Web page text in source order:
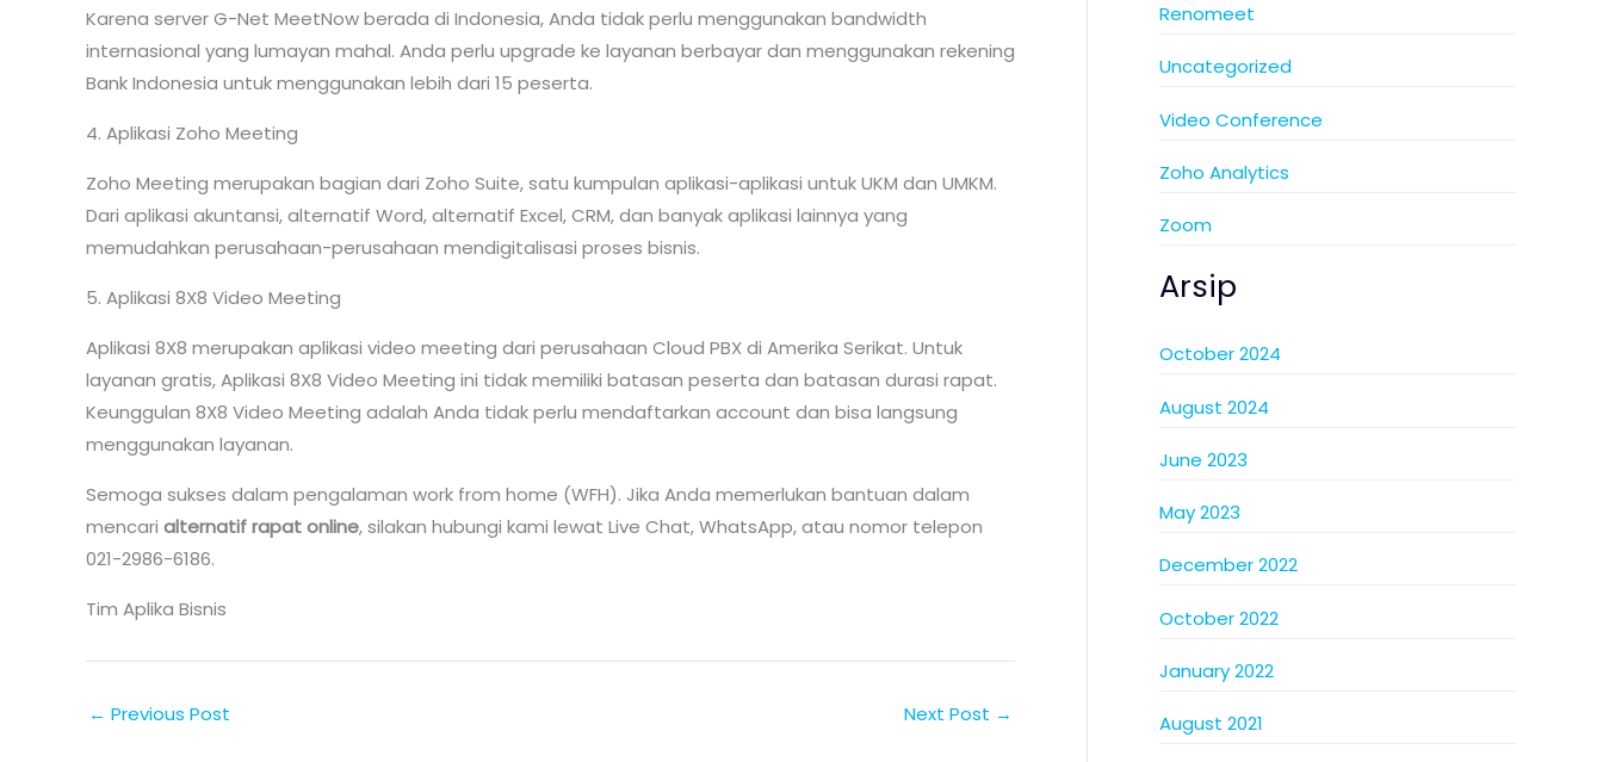
Karena server G-Net MeetNow berada di Indonesia, Anda tidak perlu menggunakan bandwidth
internasional yang lumayan mahal. Anda perlu upgrade ke layanan berbayar dan menggunakan rekening
Bank Indonesia untuk menggunakan lebih dari 15 peserta.
4. Aplikasi Zoho Meeting
Zoho Meeting merupakan bagian dari Zoho Suite, satu kumpulan aplikasi-aplikasi untuk UKM dan UMKM.
Dari aplikasi akuntansi, alternatif Word, alternatif Excel, CRM, dan banyak aplikasi lainnya yang
memudahkan perusahaan-perusahaan mendigitalisasi proses bisnis.
5. Aplikasi 8X8 Video Meeting
Aplikasi 8X8 merupakan aplikasi video meeting dari perusahaan Cloud PBX di Amerika Serikat. Untuk
layanan gratis, Aplikasi 8X8 Video Meeting ini tidak memiliki batasan peserta dan batasan durasi rapat.
Keunggulan 8X8 Video Meeting adalah Anda tidak perlu mendaftarkan account dan bisa langsung
menggunakan layanan.
Semoga sukses dalam pengalaman work from home (WFH). Jika Anda memerlukan bantuan dalam
mencari alternatif rapat online, silakan hubungi kami lewat Live Chat, WhatsApp, atau nomor telepon
021-2986-6186.
Tim Aplika Bisnis
← Previous Post Next Post →
Renomeet
Uncategorized
Video Conference
Zoho Analytics
Zoom
Arsip
October 2024
August 2024
June 2023
May 2023
December 2022
October 2022
January 2022
August 2021